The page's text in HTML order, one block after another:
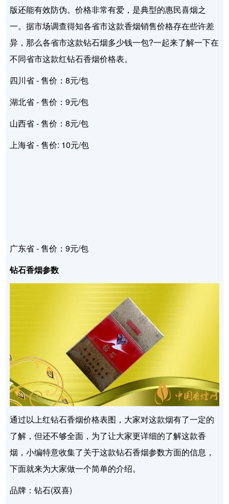
版还能有效防伪。价格非常有爱，是典型的惠民喜烟之
一。据市场调查得知各省市这款香烟销售价格存在些许差
异，那么各省市这款钻石烟多少钱一包?一起来了解一下在
不同省市这款红钻石香烟价格表。
四川省 - 售价：8元/包
湖北省 - 售价：9元/包
山西省 - 售价：8元/包
上海省 - 售价: 10元/包
广东省 - 售价：9元/包
钻石香烟参数
通过以上红钻石香烟价格表图，大家对这款烟有了一定的
了解，但还不够全面，为了让大家更详细的了解这款香
烟，小编特意收集了关于这款钻石香烟参数方面的信息，
下面就来为大家做一个简单的介绍。
品牌：钻石(双喜)